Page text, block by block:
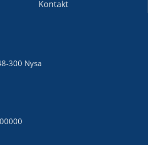
Kontakt
300 Nysa